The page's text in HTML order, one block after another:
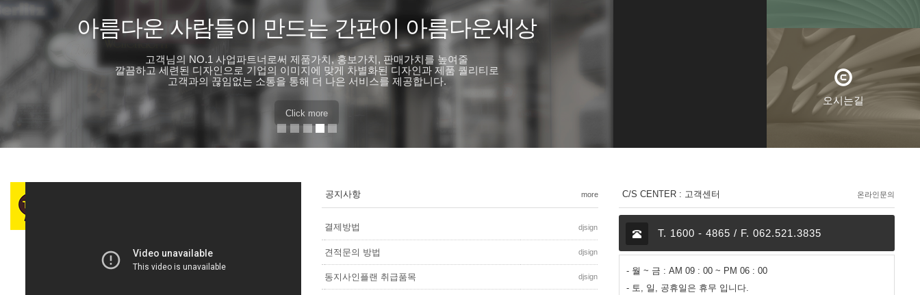
Dong-ji Signplan to open up new space
No.1 Your customer's business partner, a sleek, sophisticated design that enhances product value,
promotional value, and sales value. Consistent design and product quality tailored to
corporate images provides better service through continuous communication with customers.
오시는길
공지사항 more
결제방법 djsign
견적문의 방법 djsign
동지사인플랜 취급품목 djsign
C/S CENTER : 고객센터 온라인문의
T. 1600 - 4865 / F. 062.521.3835
- 월 ~ 금 : AM 09 : 00 ~ PM 06 : 00
- 토, 일, 공휴일은 휴무 입니다.